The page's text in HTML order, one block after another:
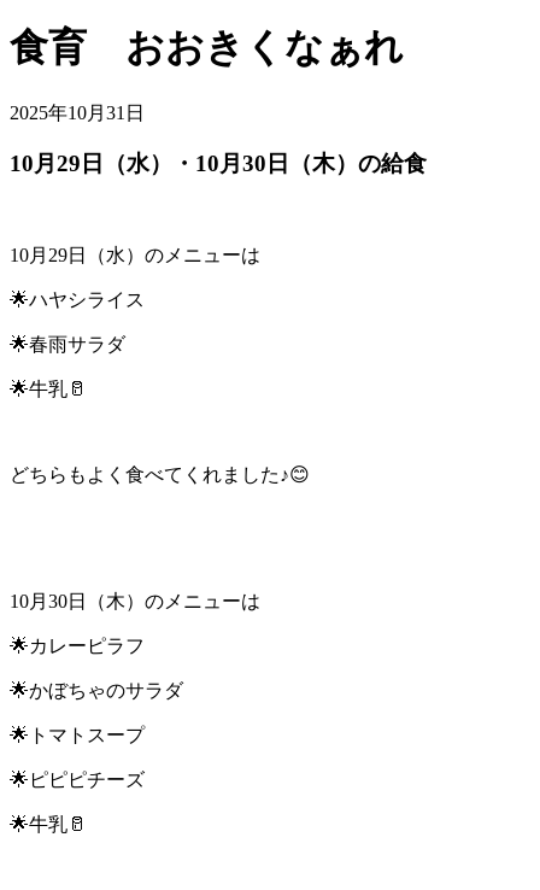
食育 おおきくなぁれ
2025年10月31日
10月29日（水）・10月30日（木）の給食
10月29日（水）のメニューは
🌟ハヤシライス
🌟春雨サラダ
🌟牛乳🥛
どちらもよく食べてくれました♪😊
10月30日（木）のメニューは
🌟カレーピラフ
🌟かぼちゃのサラダ
🌟トマトスープ
🌟ピピピチーズ
🌟牛乳🥛